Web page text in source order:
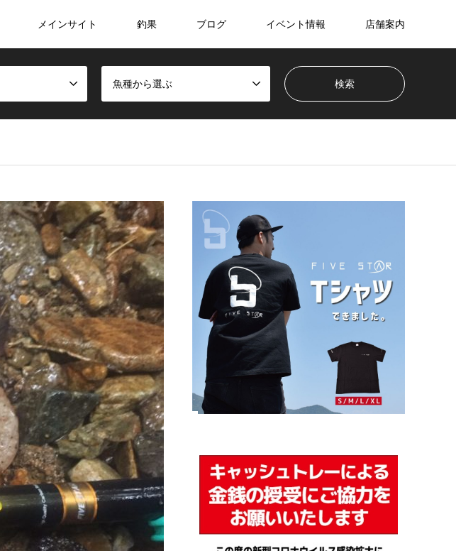
メインサイト 釣果 ブログ イベント情報 店舗案内
魚種から選ぶ